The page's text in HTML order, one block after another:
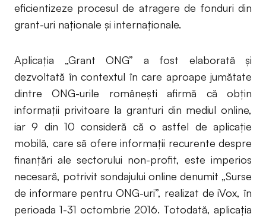
eficientizeze procesul de atragere de fonduri din
grant-uri naţionale şi internaţionale.
Aplicaţia „Grant ONG” a fost elaborată şi
dezvoltată în contextul în care aproape jumătate
dintre ONG-urile româneşti afirmă că obţin
informaţii privitoare la granturi din mediul online,
iar 9 din 10 consideră că o astfel de aplicaţie
mobilă, care să ofere informaţii recurente despre
finanţări ale sectorului non-profit, este imperios
necesară, potrivit sondajului online denumit „Surse
de informare pentru ONG-uri”, realizat de iVox, în
perioada 1-31 octombrie 2016. Totodată, aplicaţia